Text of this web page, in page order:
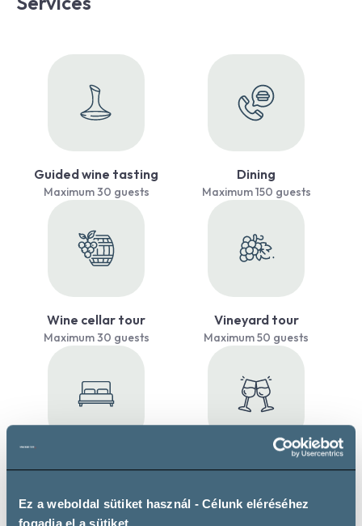
Ez a weboldal sütiket használ - Célunk eléréséhez
Guided wine tasting
Maximum 30 guests
Dining
Maximum 150 guests
Wine cellar tour
Maximum 30 guests
Vineyard tour
Maximum 50 guests
Own accommodation Event venue